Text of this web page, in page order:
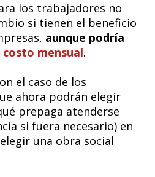
los trabajadores no
si tienen el beneficio
aunque podría
costo mensual.
el caso de los
ahora podrán elegir
prepaga atenderse
si fuera necesario) en
una obra social